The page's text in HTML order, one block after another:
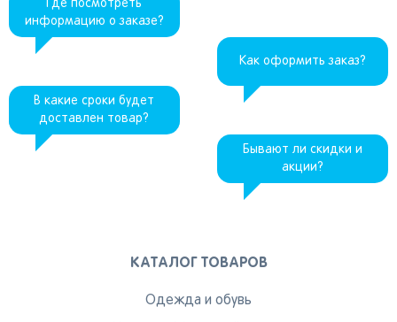
Где посмотреть
информацию о заказе?
Как оформить заказ?
В какие сроки будет
доставлен товар?
Бывают ли скидки и
акции?
КАТАЛОГ ТОВАРОВ
Одежда и обувь